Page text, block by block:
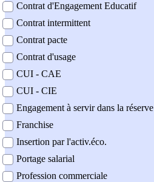
Contrat d'Engagement Educatif
Contrat intermittent
Contrat pacte
Contrat d'usage
CUI - CAE
CUI - CIE
Engagement à servir dans la réserve
Franchise
Insertion par l'activ.éco.
Portage salarial
Profession commerciale